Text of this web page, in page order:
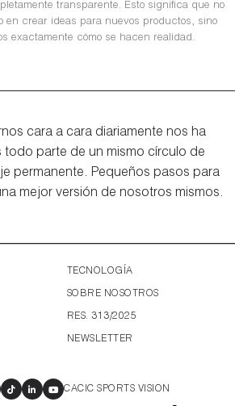
transparente. Esto significa que no
en crear ideas para nuevos productos, sino
exactamente cómo se hacen realidad.
cara a cara diariamente nos ha
todo parte de un mismo círculo de
permanente. Pequeños pasos para
mejor versión de nosotros mismos.
TECNOLOGÍA
SOBRE NOSOTROS
RES. 313/2025
NEWSLETTER
CACIC SPORTS VISION